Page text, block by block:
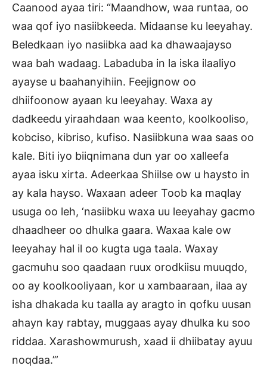
Caanood ayaa tiri: “Maandhow, waa runtaa, oo
waa qof iyo nasiibkeeda. Midaanse ku leeyahay.
Beledkaan iyo nasiibka aad ka dhawaajayso
waa bah wadaag. Labaduba in la iska ilaaliyo
ayayse u baahanyihiin. Feejignow oo
dhiifoonow ayaan ku leeyahay. Waxa ay
dadkeedu yiraahdaan waa keento, koolkooliso,
kobciso, kibriso, kufiso. Nasiibkuna waa saas oo
kale. Biti iyo biiqnimana dun yar oo xalleefa
ayaa isku xirta. Adeerkaa Shiilse ow u haysto in
ay kala hayso. Waxaan adeer Toob ka maqlay
usuga oo leh, ‘nasiibku waxa uu leeyahay gacmo
dhaadheer oo dhulka gaara. Waxaa kale ow
leeyahay hal il oo kugta uga taala. Waxay
gacmuhu soo qaadaan ruux orodkiisu muuqdo,
oo ay koolkooliyaan, kor u xambaaraan, ilaa ay
isha dhakada ku taalla ay aragto in qofku uusan
ahayn kay rabtay, muggaas ayay dhulka ku soo
riddaa. Xarashowmurush, xaad ii dhiibatay ayuu
noqdaa.’”